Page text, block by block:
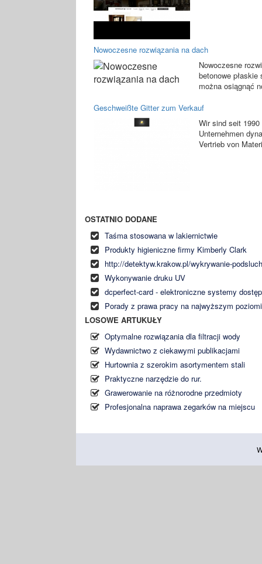
Nowoczesne rozwiązania na dach
Nowoczesne
betonowe
można osiągnąć
Geschweißte Gitter zum Verkauf
Wir sind seit
Unternehmen
Vertrieb von
OSTATNIO DODANE
Taśma stosowana w lakiernictwie
Produkty higieniczne firmy Kimberly Clark
http://detektyw.krakow.pl/wykrywanie-
Wykonywanie druku UV
dcperfect-card - elektroniczne systemy
Porady z prawa pracy na najwyższym
LOSOWE ARTUKUŁY
Optymalne rozwiązania dla filtracji wody
Wydawnictwo z ciekawymi publikacjami
Hurtownia z szerokim asortymentem stali
Praktyczne narzędzie do rur.
Grawerowanie na różnorodne przedmioty
Profesjonalna naprawa zegarków na miejscu